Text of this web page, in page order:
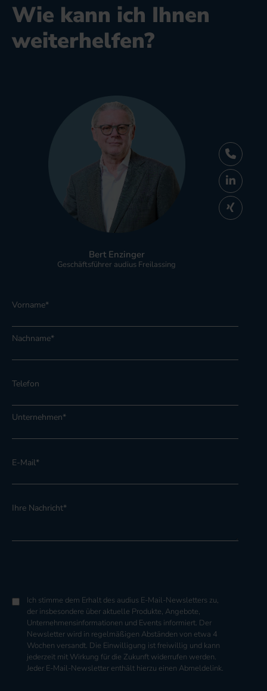
Wie kann ich Ihnen
weiterhelfen?
Bert Enzinger
Geschäftsführer audius Freilassing
Vorname*
Nachname*
Telefon
Unternehmen*
E-Mail*
Ihre Nachricht*
Ich stimme dem Erhalt des audius E-Mail-Newsletters zu,
der insbesondere über aktuelle Produkte, Angebote,
Unternehmensinformationen und Events informiert. Der
Newsletter wird in regelmäßigen Abständen von etwa 4
Wochen versandt. Die Einwilligung ist freiwillig und kann
jederzeit mit Wirkung für die Zukunft widerrufen werden.
Jeder E-Mail-Newsletter enthält hierzu einen Abmeldelink.